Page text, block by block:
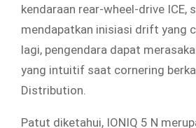
kendaraan rear-wheel-drive ICE,
mendapatkan inisiasi drift yang
lagi, pengendara dapat
yang intuitif saat cornering
Distribution.
Patut diketahui, IONIQ 5 N